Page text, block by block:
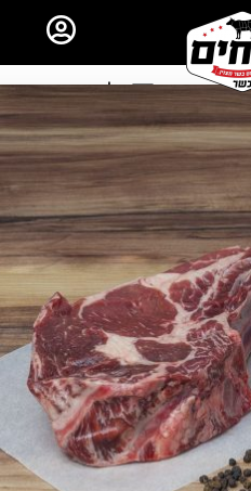
כל השאר